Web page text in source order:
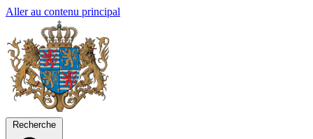
Aller au contenu principal
Recherche